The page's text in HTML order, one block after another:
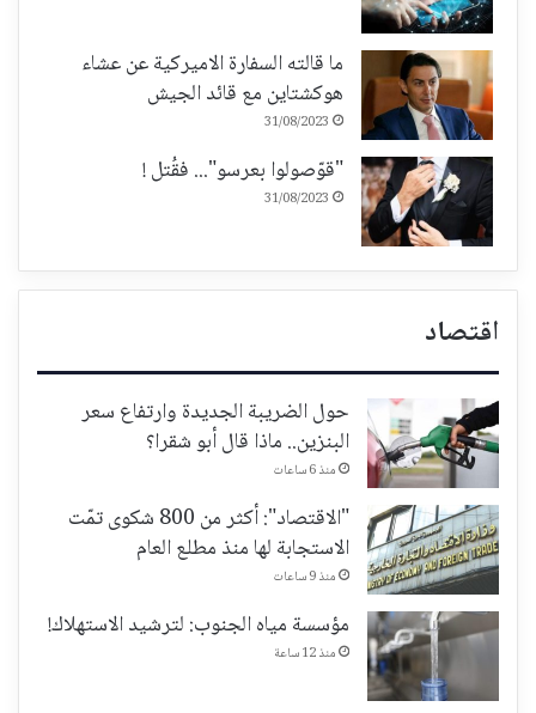
ما قالته السفارة الاميركية عن عشاء
هوكشتاين مع قائد الجيش
31/08/2023
"قوّصولوا بعرسو"... فقُتل !
31/08/2023
اقتصاد
حول الضريبة الجديدة وارتفاع سعر
البنزين.. ماذا قال أبو شقرا؟
منذ 6 ساعات
"الاقتصاد": أكثر من 800 شكوى تمّت
الاستجابة لها منذ مطلع العام
منذ 9 ساعات
مؤسسة مياه الجنوب: لترشيد الاستهلاك!
منذ 12 ساعة